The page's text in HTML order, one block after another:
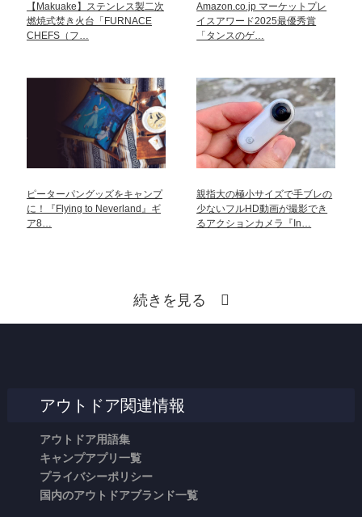
【Makuake】ステンレス製二次
燃焼式焚き火台「FURNACE
CHEFS（フ…
Amazon.co.jp マーケットプレ
イスアワード2025最優秀賞
「タンスのゲ…
ピーターパングッズをキャンプ
に！『Flying to Neverland』ギ
ア8…
親指大の極小サイズで手ブレの
少ないフルHD動画が撮影でき
るアクションカメラ『In…
続きを見る
アウトドア関連情報
アウトドア用語集
キャンプアプリ一覧
プライバシーポリシー
国内のアウトドアブランド一覧